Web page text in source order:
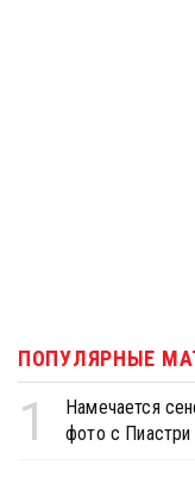
ПОПУЛЯРНЫЕ
1
Намечается
фото с Пиастри